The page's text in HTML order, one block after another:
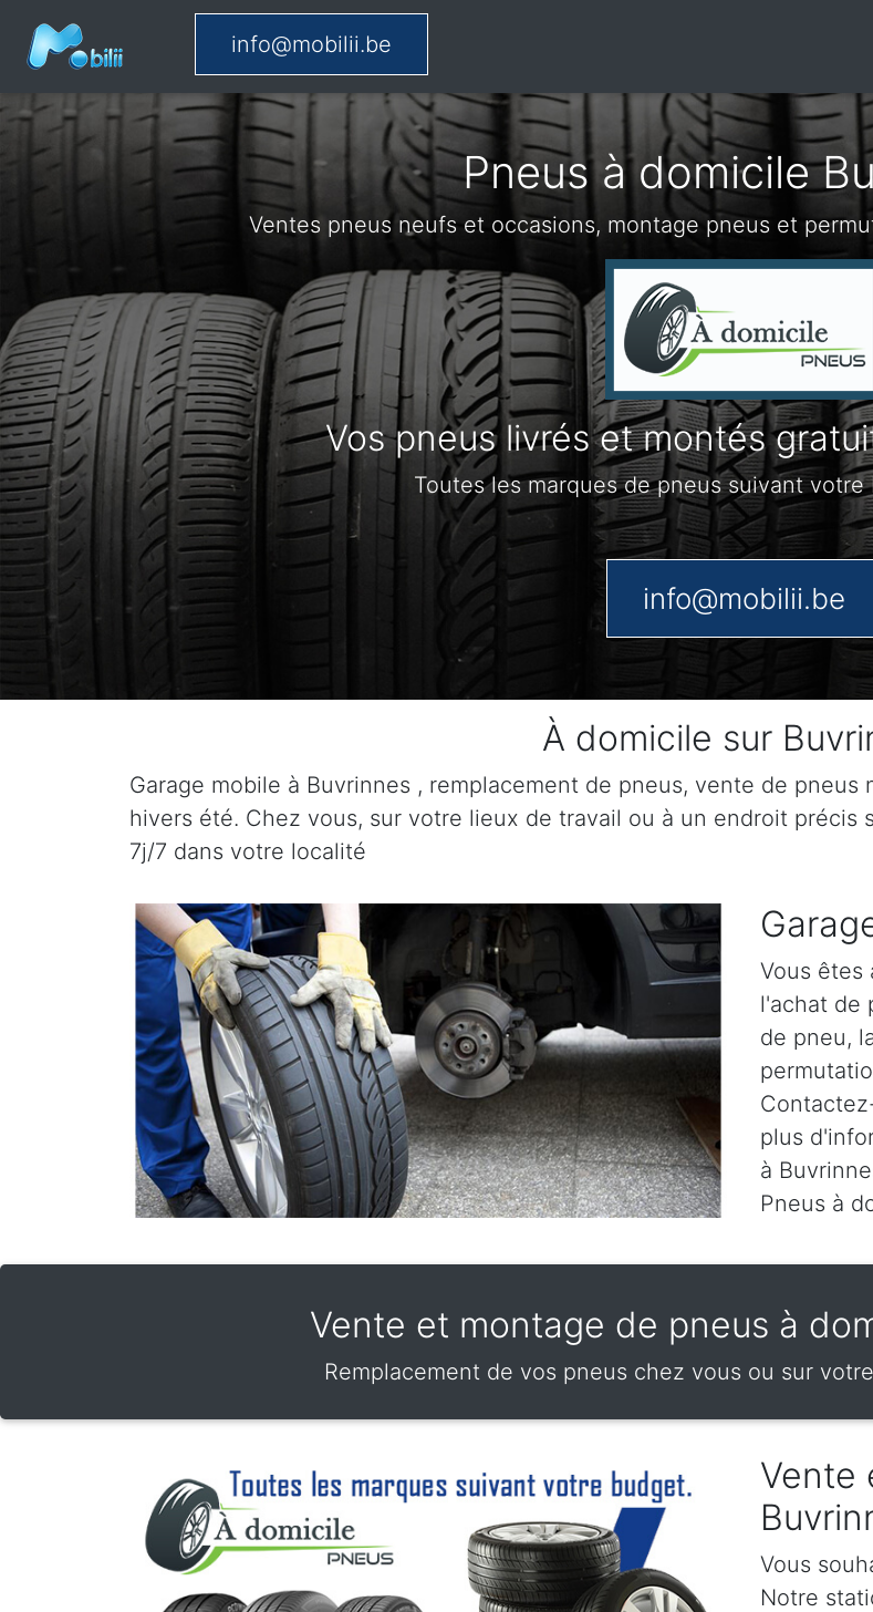
info@mobilii.be
Pneus à domicile
Ventes pneus neufs et occasions, montage pneus et
Vos pneus livrés et montés
Toutes les marques de pneus suivant
info@mobilii.be
À domicile sur
Garage mobile à Buvrinnes , remplacement de pneus, vente de
hivers été. Chez vous, sur votre lieux de travail ou à un endroit
7j/7 dans votre localité
Vous êtes
l'achat de
de pneu,
plus
à
Pneus à
Vente et montage de pneus à
Remplacement de vos pneus chez vous ou sur
Vente
Vous
Notre